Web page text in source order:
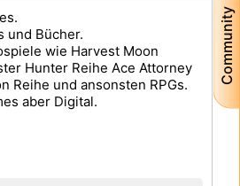
Community
und Bücher.
wie Harvest Moon
Hunter Reihe Ace Attorney
Reihe und ansonsten RPGs.
aber Digital.